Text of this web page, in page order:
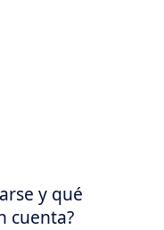
y qué
cuenta?